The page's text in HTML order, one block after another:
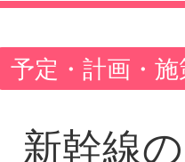
予定・計画・
幹線